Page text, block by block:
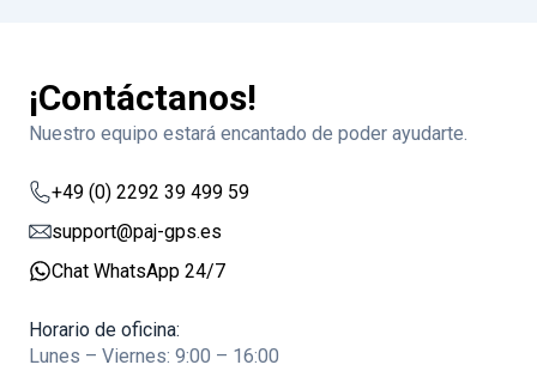
¡Contáctanos!
Nuestro equipo estará encantado de poder ayudarte.
+49 (0) 2292 39 499 59
support@paj-gps.es
Chat WhatsApp 24/7
Horario de oficina:
Lunes – Viernes: 9:00 – 16:00